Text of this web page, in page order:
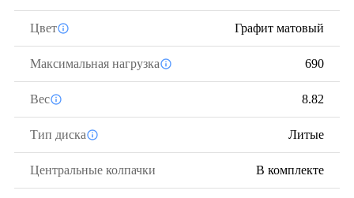
Цвет Графит матовый
Максимальная нагрузка 690
Вес 8.82
Тип диска Литые
Центральные колпачки В комплекте